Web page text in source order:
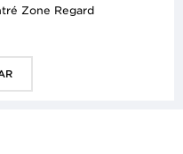
Zone Regard